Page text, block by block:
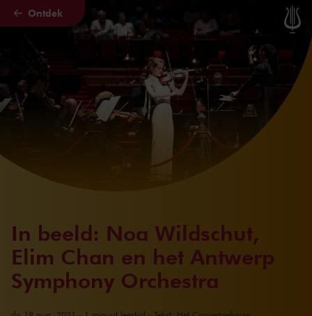
Naar hoofdcontent
Ontdek
In beeld: Noa Wildschut,
Elim Chan en het Antwerp
Symphony Orchestra